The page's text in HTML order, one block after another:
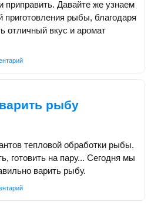
приправить. Давайте же узнаем
приготовления рыбы, благодаря
отличный вкус и аромат
рыбу
тепловой обработки рыбы.
готовить на пару... Сегодня мы
варить рыбу.